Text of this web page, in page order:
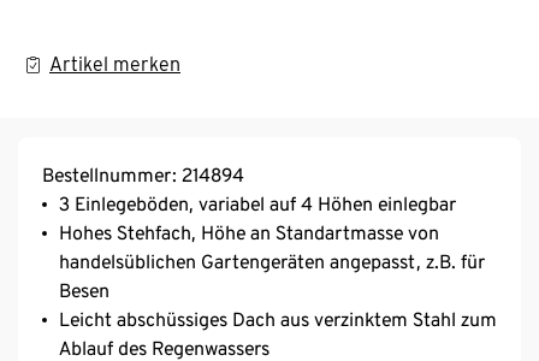
Artikel merken
Bestellnummer: 214894
3 Einlegeböden, variabel auf 4 Höhen einlegbar
Hohes Stehfach, Höhe an Standartmasse von
handelsüblichen Gartengeräten angepasst, z.B. für
Besen
Leicht abschüssiges Dach aus verzinktem Stahl zum
Ablauf des Regenwassers